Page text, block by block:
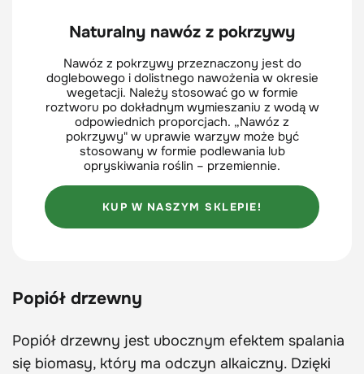
Naturalny nawóz z pokrzywy
Nawóz z pokrzywy przeznaczony jest do
doglebowego i dolistnego nawożenia w okresie
wegetacji. Należy stosować go w formie
roztworu po dokładnym wymieszaniu z wodą w
odpowiednich proporcjach. „Nawóz z
pokrzywy" w uprawie warzyw może być
stosowany w formie podlewania lub
opryskiwania roślin – przemiennie.
KUP W NASZYM SKLEPIE!
Popiół drzewny
Popiół drzewny jest ubocznym efektem spalania
się biomasy, który ma odczyn alkaiczny. Dzięki